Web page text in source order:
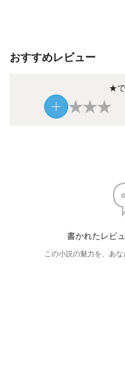
おすすめレビュー
★
★★★
書かれたレビ
この小説の魅力を、あ